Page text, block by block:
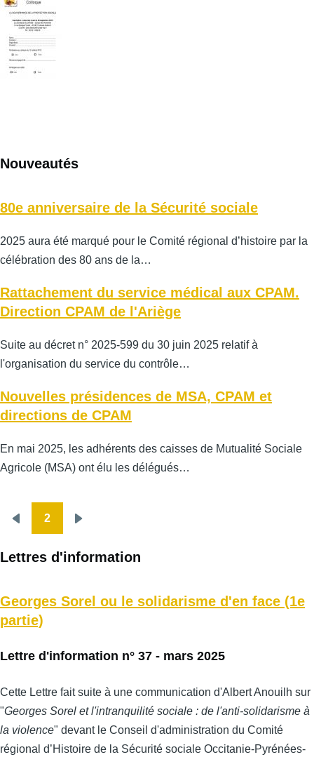
Nouveautés
80e anniversaire de la Sécurité sociale
2025 aura été marqué pour le Comité régional d’histoire par la
célébration des 80 ans de la…
Rattachement du service médical aux CPAM.
Direction CPAM de l'Ariège
Suite au décret n° 2025-599 du 30 juin 2025 relatif à
l'organisation du service du contrôle…
Nouvelles présidences de MSA, CPAM et
directions de CPAM
En mai 2025, les adhérents des caisses de Mutualité Sociale
Agricole (MSA) ont élu les délégués…
Page
2
Lettres d'information
Georges Sorel ou le solidarisme d'en face (1e
partie)
Lettre d'information n° 37 - mars 2025
Cette Lettre fait suite à une communication d'Albert Anouilh sur
"Georges Sorel et l'intranquilité sociale : de l'anti-solidarisme à
la violence" devant le Conseil d'administration du Comité
régional d’Histoire de la Sécurité sociale Occitanie-Pyrénées-